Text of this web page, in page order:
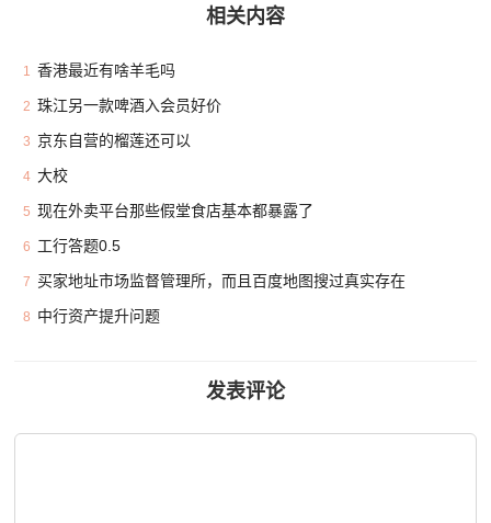
相关内容
1 香港最近有啥羊毛吗
2 珠江另一款啤酒入会员好价
3 京东自营的榴莲还可以
4 大校
5 现在外卖平台那些假堂食店基本都暴露了
6 工行答题0.5
7 买家地址市场监督管理所，而且百度地图搜过真实存在
8 中行资产提升问题
发表评论